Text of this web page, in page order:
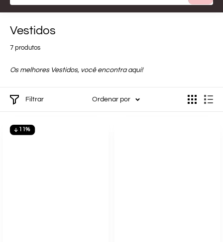
Vestidos
7 produtos
Os melhores Vestidos, você encontra aqui!
Filtrar Ordenar por
11%